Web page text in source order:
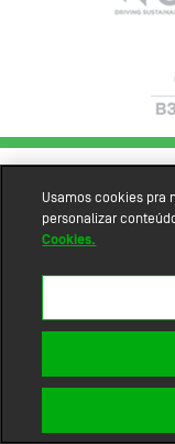
Usamos cookies pra
personalizar
Cookies.